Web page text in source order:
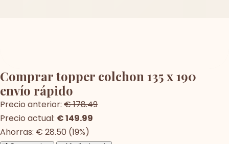
Comprar topper colchon 135 x 190
envío rápido
Precio anterior: € 178.49
Precio actual: € 149.99
Ahorras: € 28.50 (19%)